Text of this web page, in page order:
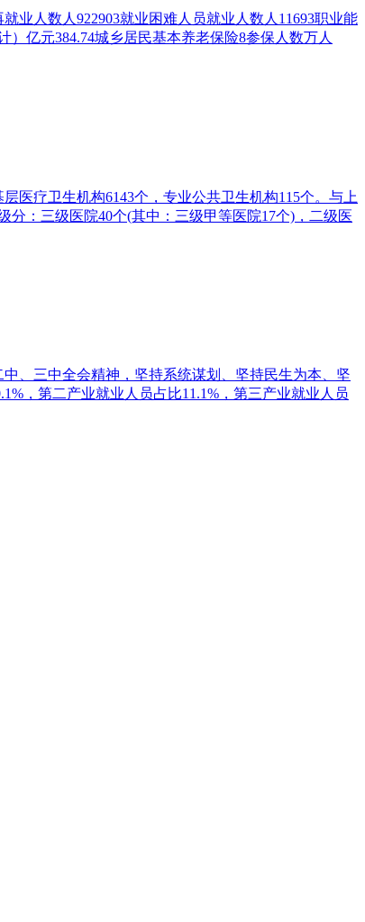
业人数人922903就业困难人员就业人数人11693职业能
亿元384.74城乡居民基本养老保险8参保人数万人
医疗卫生机构6143个，专业公共卫生机构115个。与上
：三级医院40个(其中：三级甲等医院17个)，二级医
、三中全会精神，坚持系统谋划、坚持民生为本、坚
，第二产业就业人员占比11.1%，第三产业就业人员